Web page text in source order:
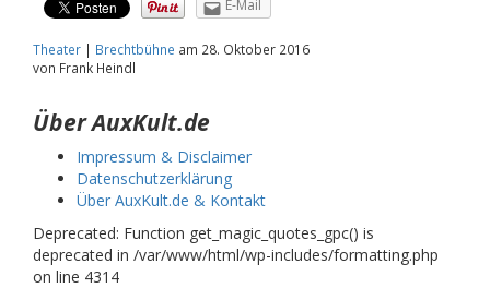
E-Mail
Theater | Brechtbühne am 28. Oktober 2016
von Frank Heindl
Über AuxKult.de
Impressum & Disclaimer
Datenschutzerklärung
Über AuxKult.de & Kontakt
Deprecated: Function get_magic_quotes_gpc() is
deprecated in /var/www/html/wp-includes/formatting.php
on line 4314